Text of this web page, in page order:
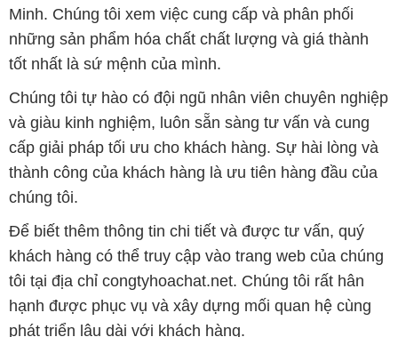
Minh. Chúng tôi xem việc cung cấp và phân phối
những sản phẩm hóa chất chất lượng và giá thành
tốt nhất là sứ mệnh của mình.
Chúng tôi tự hào có đội ngũ nhân viên chuyên nghiệp
và giàu kinh nghiệm, luôn sẵn sàng tư vấn và cung
cấp giải pháp tối ưu cho khách hàng. Sự hài lòng và
thành công của khách hàng là ưu tiên hàng đầu của
chúng tôi.
Để biết thêm thông tin chi tiết và được tư vấn, quý
khách hàng có thể truy cập vào trang web của chúng
tôi tại địa chỉ congtyhoachat.net. Chúng tôi rất hân
hạnh được phục vụ và xây dựng mối quan hệ cùng
phát triển lâu dài với khách hàng.